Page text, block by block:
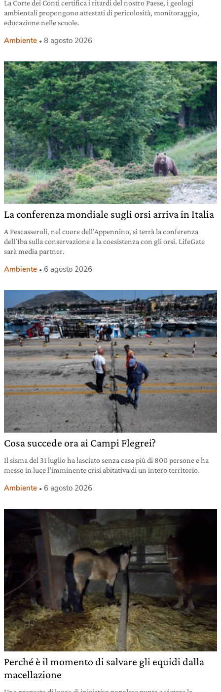
La Corte dei Conti certifica i ritardi del nostro Paese, i geologi
ambientali propongono attestati di pericolosità, monitoraggio,
educazione nelle scuole.
Ambiente 8 agosto 2026
La conferenza mondiale sugli orsi arriva in Italia
A Pescasseroli, nel cuore dell’Appennino, si terrà la conferenza
dell’Iba sulla conservazione e la coesistenza con gli orsi. LifeGate
sarà media partner.
Ambiente 6 agosto 2026
Cosa succede ora ai Campi Flegrei?
Il sisma del 31 luglio ha lasciato senza casa più di 800 persone e ha
messo in luce l’imminente crisi abitativa di un intero territorio.
Ambiente 6 agosto 2026
Perché è il momento di salvare gli equidi dalla
macellazione